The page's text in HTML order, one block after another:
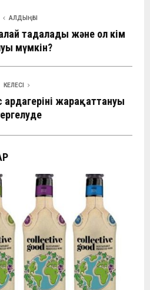
АЛДЫҢҒЫ
таңдалады және ол кім
мүмкін?
КЕЛЕСІ
жарақаттануы